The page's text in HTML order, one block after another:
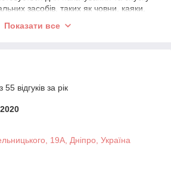
засобів, таких як човни, каяки,
та легко підготувати човен або
до електричної
часу.
насоси мають велику потужність і
човен набагато швидше, ніж
Показати все
відгуків за рік
19А, Дніпро, Україна